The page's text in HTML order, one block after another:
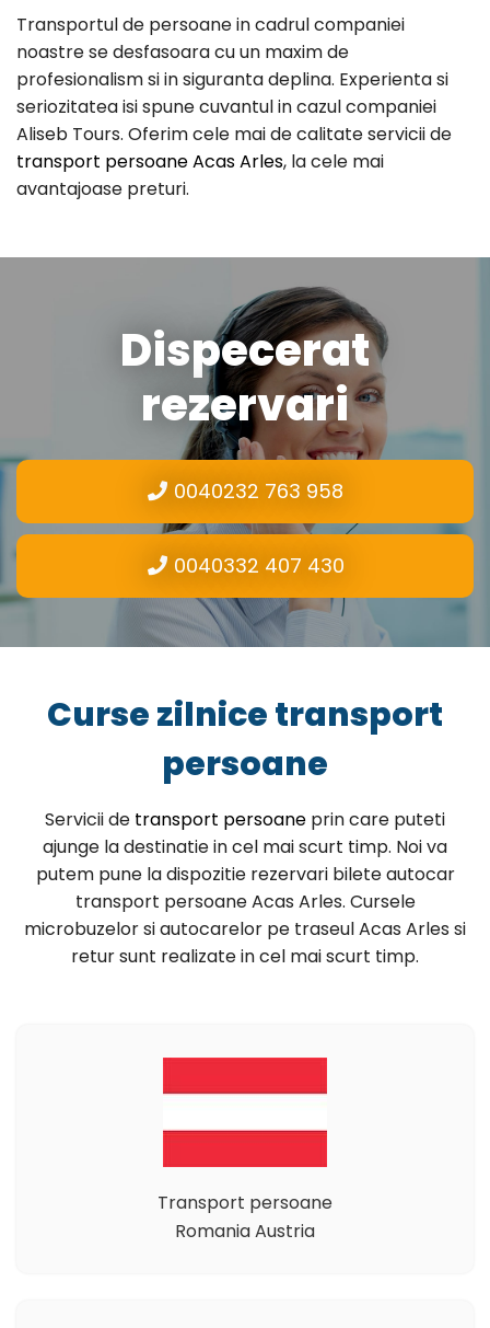
Transportul de persoane in cadrul companiei
noastre se desfasoara cu un maxim de
profesionalism si in siguranta deplina. Experienta si
seriozitatea isi spune cuvantul in cazul companiei
Aliseb Tours. Oferim cele mai de calitate servicii de
transport persoane Acas Arles, la cele mai
avantajoase preturi.
Dispecerat
rezervari
0040232 763 958
0040332 407 430
Curse zilnice transport
persoane
Servicii de transport persoane prin care puteti
ajunge la destinatie in cel mai scurt timp. Noi va
putem pune la dispozitie rezervari bilete autocar
transport persoane Acas Arles. Cursele
microbuzelor si autocarelor pe traseul Acas Arles si
retur sunt realizate in cel mai scurt timp.
Transport persoane
Romania Austria